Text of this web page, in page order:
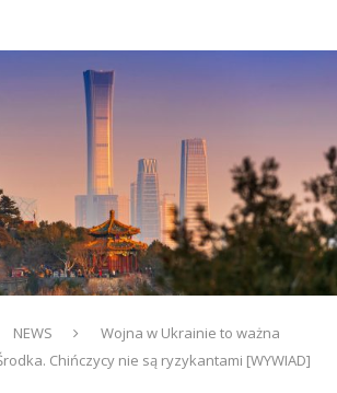
NEWS
Wojna w Ukrainie to ważna
Chińczycy nie są ryzykantami [WYWIAD]